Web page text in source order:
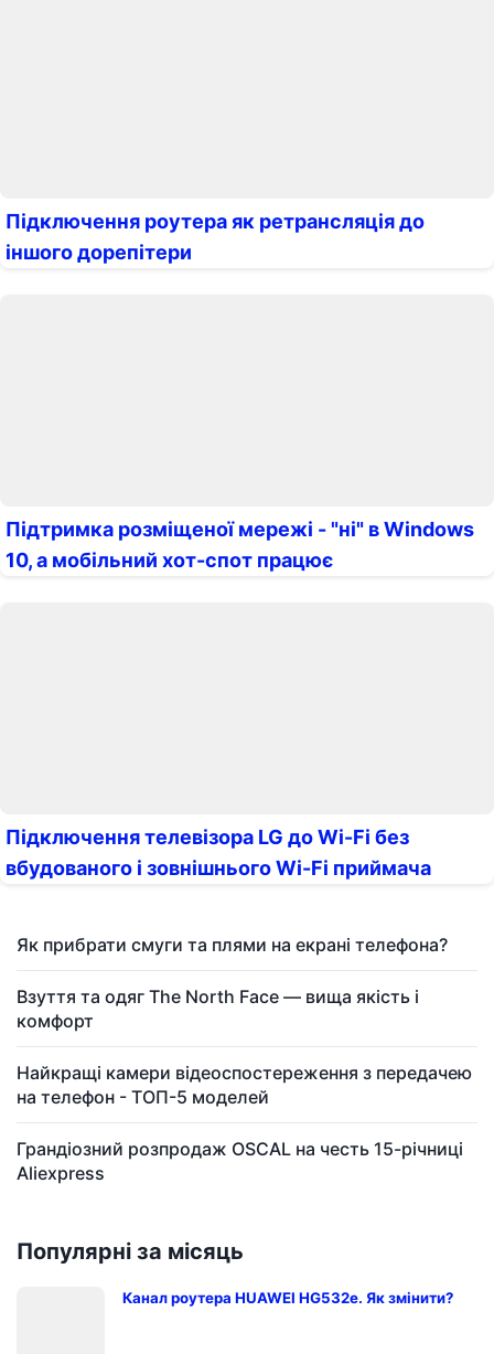
Підключення роутера як ретрансляція до
іншого дорепітери
Підтримка розміщеної мережі - "ні" в Windows
10, а мобільний хот-спот працює
Підключення телевізора LG до Wi-Fi без
вбудованого і зовнішнього Wi-Fi приймача
Як прибрати смуги та плями на екрані телефона?
Взуття та одяг The North Face — вища якість і
комфорт
Найкращі камери відеоспостереження з передачею
на телефон - ТОП-5 моделей
Грандіозний розпродаж OSCAL на честь 15-річниці
Aliexpress
Популярні за місяць
Канал роутера HUAWEI HG532e. Як змінити?